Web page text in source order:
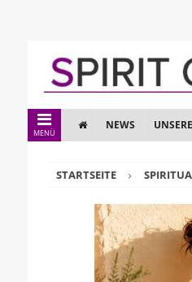
MENÜ
NEWS
STARTSEITE